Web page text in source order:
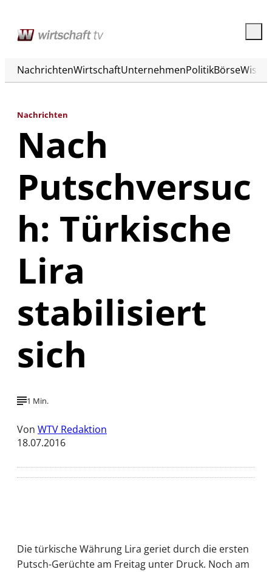
NachrichtenWirtschaftUnternehmenPolitikBörse
Nachrichten
Nach
Putschversuc
h: Türkische
Lira
stabilisiert
sich
1 Min.
Von WTV Redaktion
18.07.2016
Die türkische Währung Lira geriet durch die ersten
Putsch-Gerüchte am Freitag unter Druck. Noch am